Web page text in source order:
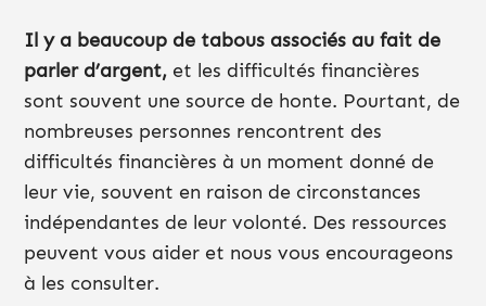
Il y a beaucoup de tabous associés au fait de
parler d’argent, et les difficultés financières
sont souvent une source de honte. Pourtant, de
nombreuses personnes rencontrent des
difficultés financières à un moment donné de
leur vie, souvent en raison de circonstances
indépendantes de leur volonté. Des ressources
peuvent vous aider et nous vous encourageons
à les consulter.